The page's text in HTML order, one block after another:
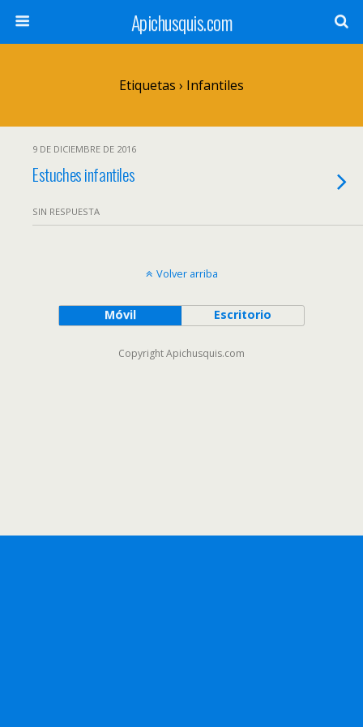
Apichusquis.com
Etiquetas › Infantiles
9 DE DICIEMBRE DE 2016
Estuches infantiles
SIN RESPUESTA
Volver arriba
Móvil Escritorio
Copyright Apichusquis.com